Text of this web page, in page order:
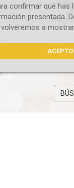
confirmar que has
presentada.
a
ACEPTO